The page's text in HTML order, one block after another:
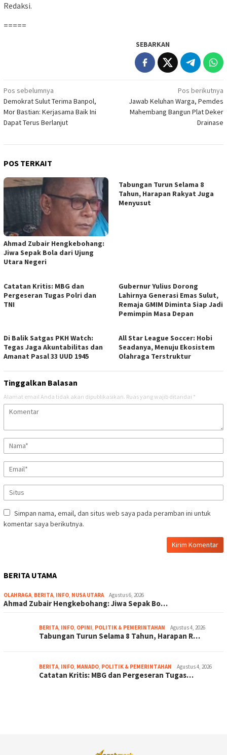
Redaksi.
=====
SEBARKAN
Navigasi
pos
Pos sebelumnya
Demokrat Sulut Terima Banpol,
Mor Bastian: Kerjasama Baik Ini
Dapat Terus Berlanjut
Pos berikutnya
Jawab Keluhan Warga, Pemdes
Mahembang Bangun Plat Deker
Drainase
POS TERKAIT
Ahmad Zubair Hengkebohang:
Jiwa Sepak Bola dari Ujung
Utara Negeri
Tabungan Turun Selama 8
Tahun, Harapan Rakyat Juga
Menyusut
Catatan Kritis: MBG dan
Pergeseran Tugas Polri dan
TNI
Gubernur Yulius Dorong
Lahirnya Generasi Emas Sulut,
Remaja GMIM Diminta Siap Jadi
Pemimpin Masa Depan
Di Balik Satgas PKH Watch:
Tegas Jaga Akuntabilitas dan
Amanat Pasal 33 UUD 1945
All Star League Soccer: Hobi
Seadanya, Menuju Ekosistem
Olahraga Terstruktur
Tinggalkan Balasan
Alamat email Anda tidak akan dipublikasikan. Ruas yang wajib ditandai *
Simpan nama, email, dan situs web saya pada peramban ini untuk
komentar saya berikutnya.
BERITA UTAMA
OLAHRAGA, BERITA, INFO, NUSA UTARA Agustus 6, 2026
Ahmad Zubair Hengkebohang: Jiwa Sepak Bo…
BERITA, INFO, OPINI, POLITIK & PEMERINTAHAN Agustus 4, 2026
Tabungan Turun Selama 8 Tahun, Harapan R…
BERITA, INFO, MANADO, POLITIK & PEMERINTAHAN Agustus 4, 2026
Catatan Kritis: MBG dan Pergeseran Tugas…